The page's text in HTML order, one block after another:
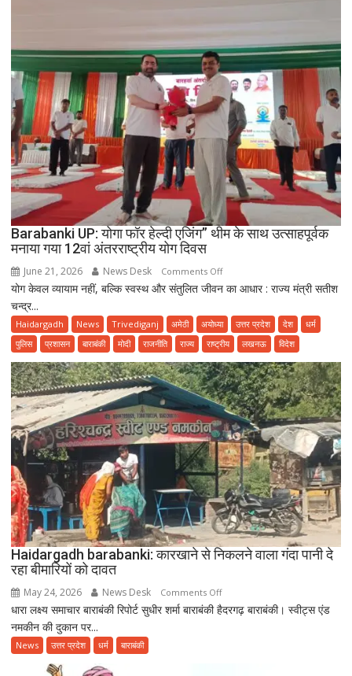
Barabanki UP: योगा फॉर हेल्दी एजिंग” थीम के साथ उत्साहपूर्वक
मनाया गया 12वां अंतरराष्ट्रीय योग दिवस
June 21, 2026 News Desk Comments Offon
Barabanki
योगा
फॉर
एजिंग”
थीम
के
साथ
उत्साहपूर्वक
मनाया
गया
12वां
अंतरराष्ट्रीय
योग
दिवस
योग केवल व्यायाम नहीं, बल्कि स्वस्थ और संतुलित जीवन का आधार : राज्य मंत्री सतीश
चन्द्र...
Haidargadh News Trivediganj अमेठी अयोध्या उत्तर प्रदेश देश
धर्म
पुलिस
प्रशासन बाराबंकी मोदी राजनीति राज्य राष्ट्रीय लखनऊ विदेश
Haidargadh barabanki: कारखाने से निकलने वाला गंदा पानी दे
रहा बीमारियों को दावत
May 24, 2026 News Desk Comments Offon
Haidargadh
धारा लक्ष्य समाचार बाराबंकी रिपोर्ट सुधीर शर्मा बाराबंकी हैदरगढ़ बाराबंकी। स्वीट्स एंड
नमकीन की दुकान पर...
News उत्तर प्रदेश धर्म बाराबंकी